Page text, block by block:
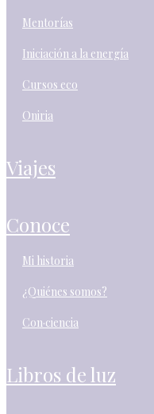
mentorías
iniciación a la energía
cursos eco
oniria
viajes
conoce
mi historia
¿quiénes somos?
con·ciencia
libros de luz